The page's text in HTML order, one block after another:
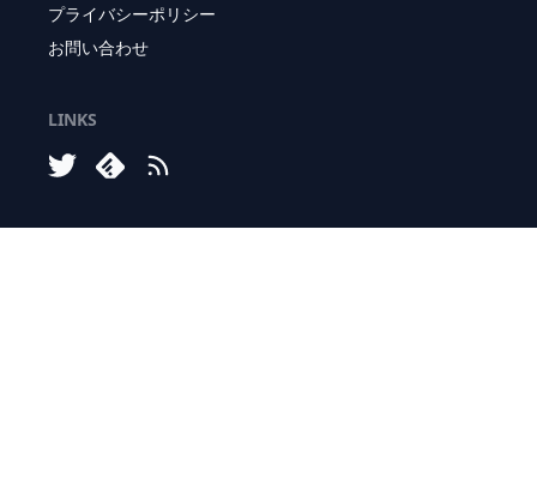
プライバシーポリシー
お問い合わせ
LINKS